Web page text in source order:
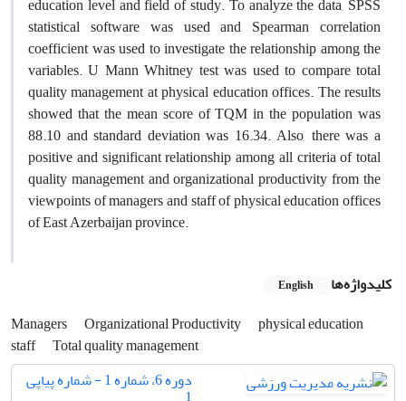
statistical software was used and Spearman correlation
coefficient was used to investigate the relationship among the
variables. U Mann Whitney test was used to compare total
quality management at physical education offices. The results
showed that the mean score of TQM in the population was
88.10 and standard deviation was 16.34. Also, there was a
positive and significant relationship among all criteria of total
quality management and organizational productivity from the
viewpoints of managers and staff of physical education offices
of East Azerbaijan province.
کلیدواژه‌ها English
Managers Organizational Productivity
physical education
staff Total quality management
دوره 6، شماره 1 - شماره پیاپی